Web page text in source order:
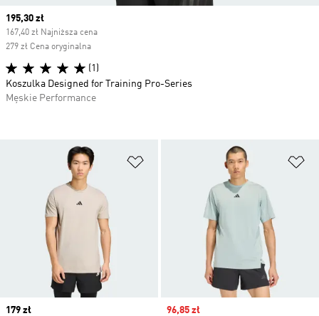
Dodaj do listy życzeń
Price
179 zł
Sale price
96,85 zł
Current price
195,30 zł
167,40 zł Najniższa cena
279 zł Cena oryginalna
(1)
Koszulka Designed for Training Pro-Series
Męskie Performance